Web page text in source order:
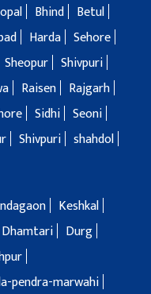
Bhind
Betul
Harda Sehore
Sheopur Shivpuri
Raisen
Rajgarh
Sidhi Seoni
Shivpuri shahdol
Keshkal
Dhamtari
Durg
pendra-marwahi